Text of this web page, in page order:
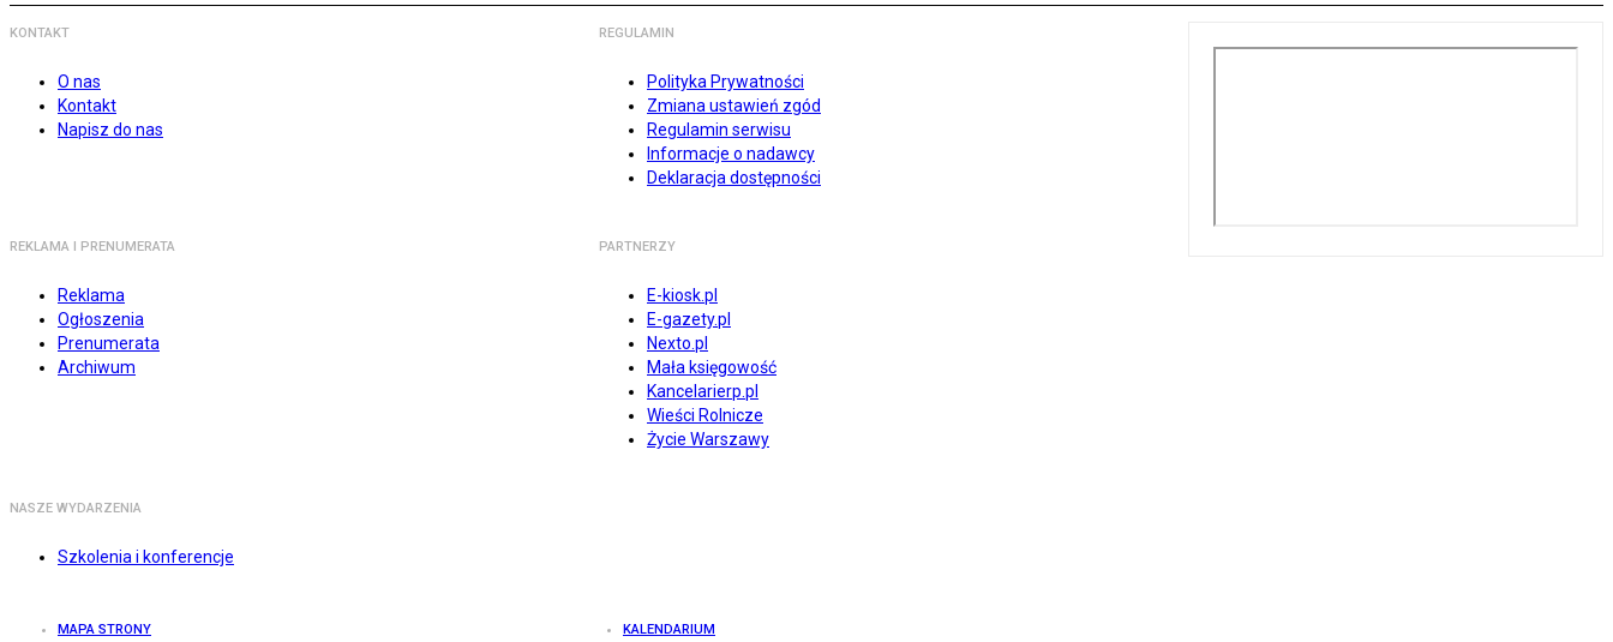
KONTAKT
O nas
Kontakt
Napisz do nas
REGULAMIN
Polityka Prywatności
Zmiana ustawień zgód
Regulamin serwisu
Informacje o nadawcy
Deklaracja dostępności
REKLAMA I PRENUMERATA
Reklama
Ogłoszenia
Prenumerata
Archiwum
PARTNERZY
E-kiosk.pl
E-gazety.pl
Nexto.pl
Mała księgowość
Kancelarierp.pl
Wieści Rolnicze
Życie Warszawy
NASZE WYDARZENIA
Szkolenia i konferencje
MAPA STRONY KALENDARIUM